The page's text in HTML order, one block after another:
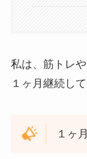
私は、筋トレ
１ヶ月継続し
１ヶ